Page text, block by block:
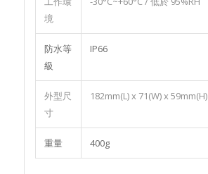
境
防水等
級
IP66
外型尺
寸
182mm(L) x 71(W) x 59mm(H)
重量 400g